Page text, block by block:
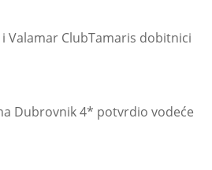
Valamar ClubTamaris dobitnici
Dubrovnik 4* potvrdio vodeće